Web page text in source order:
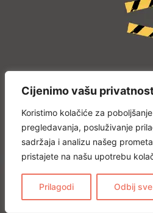
Cijenimo vašu
Koristimo kolačiće za
pregledavanja, posluživanje
sadržaja i analizu našeg
pristajete na našu upotrebu
Prilagodi Odbij sve